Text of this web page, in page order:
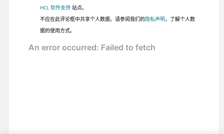
HCL 软件支持站点。
不应在此评论框中共享个人数据。请参阅我们的隐私声明，了解个人数
据的使用方式。